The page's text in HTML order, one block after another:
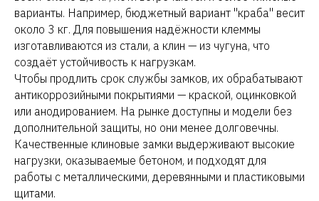
варианты. Например, бюджетный вариант "краба" весит
около 3 кг. Для повышения надёжности клеммы
изготавливаются из стали, а клин — из чугуна, что
создаёт устойчивость к нагрузкам.
Чтобы продлить срок службы замков, их обрабатывают
антикоррозийными покрытиями — краской, оцинковкой
или анодированием. На рынке доступны и модели без
дополнительной защиты, но они менее долговечны.
Качественные клиновые замки выдерживают высокие
нагрузки, оказываемые бетоном, и подходят для
работы с металлическими, деревянными и пластиковыми
щитами.